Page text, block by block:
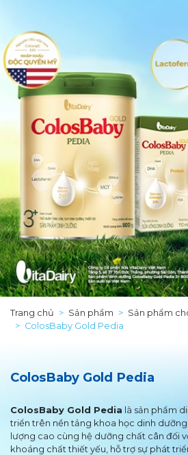
Trang chủ Sản phẩm
Sản phẩm
ColosBaby Gold Pedia
ColosBaby Gold Pedia
ColosBaby Gold Pedia là sản phẩm
triển trên nền tảng khoa học dinh
lượng cao cùng hệ dưỡng chất cân đối
khoáng chất thiết yếu, hỗ trợ sự phát